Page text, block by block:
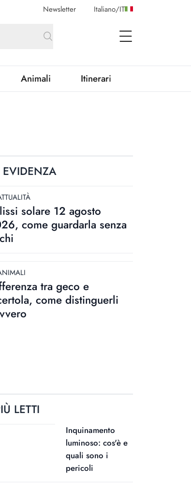
Newsletter Italiano/IT
open Menu
Animali Itinerari
solare 12 agosto
come guardarla senza
tra geco e
come distinguerli
LETTI
Inquinamento
luminoso: cos'è e
quali sono i
pericoli